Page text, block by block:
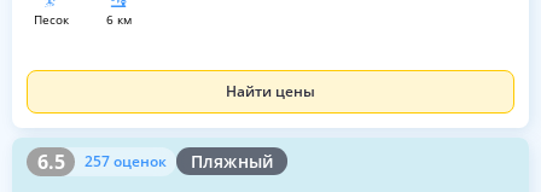
песок 6 км
Найти цены
6.5 257 оценок Пляжный
6.5 257 оценок